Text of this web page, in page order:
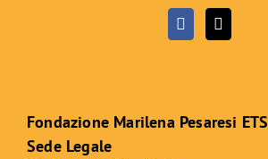
Fondazione Marilena Pesaresi ETS
Sede Legale